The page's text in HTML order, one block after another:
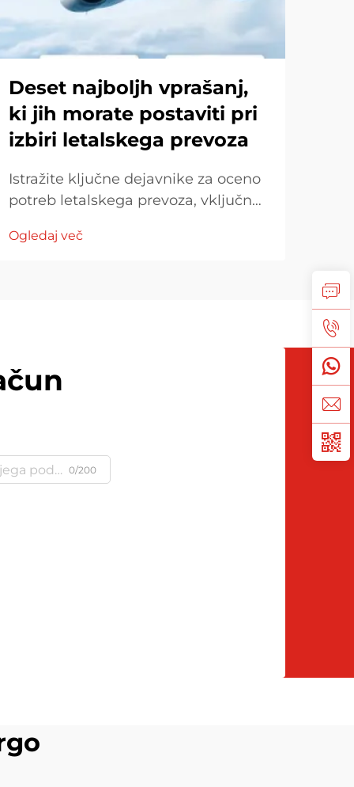
Deset najboljh vprašanj,
ki jih morate postaviti pri
izbiri letalskega prevoza
Istražite ključne dejavnike za oceno
potreb letalskega prevoza, vključno
teretov in izkušnjami prevoznika.
Ogledaj več
0/200